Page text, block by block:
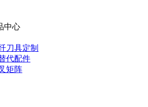
刀具定制
代配件
矩阵